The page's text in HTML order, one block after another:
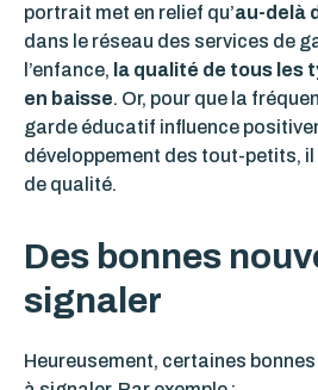
portrait met en relief qu’au-delà
dans le réseau des services de
l’enfance, la qualité de tous les
en baisse. Or, pour que la
garde éducatif influence
développement des tout-petits, il
de qualité.
Des bonnes
signaler
Heureusement, certaines